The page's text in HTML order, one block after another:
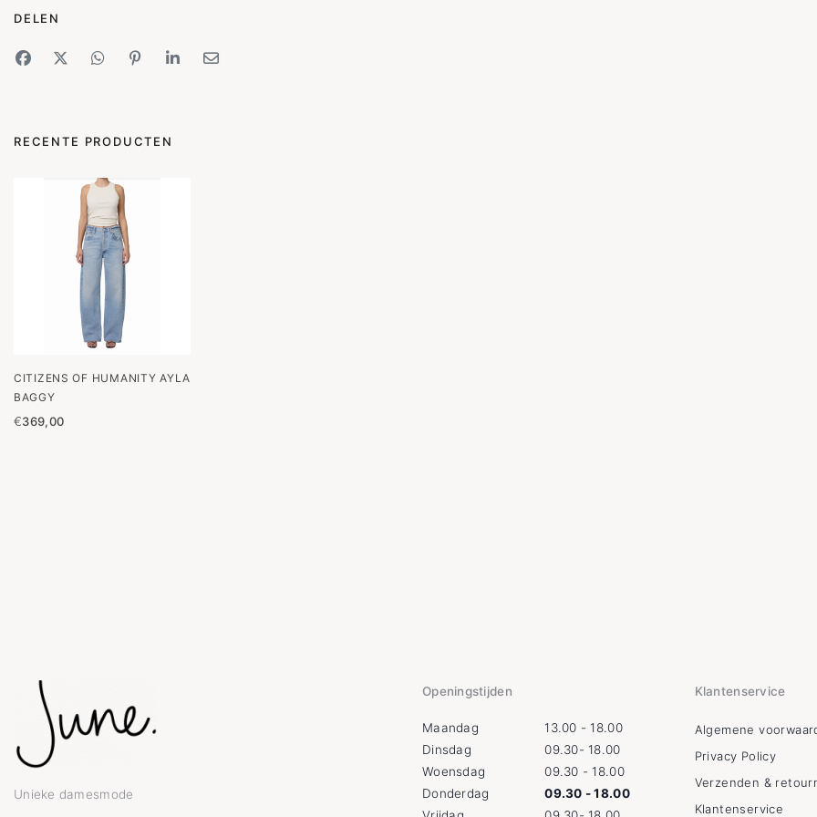
DELEN
RECENTE PRODUCTEN
CITIZENS OF HUMANITY AYLA
BAGGY
€369,00
Unieke damesmode
Openingstijden
Maandag
13.00 - 18.00
Dinsdag
09.30- 18.00
Woensdag
09.30 - 18.00
Donderdag
09.30 - 18.00
Klantenservice
Algemene
Privacy Policy
Verzenden &
Klantenservice